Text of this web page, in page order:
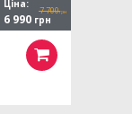
Ціна:
6 990 грн
7 700грн